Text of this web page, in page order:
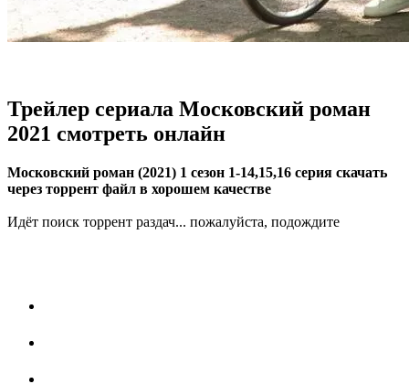
Трейлер сериала Московский роман
2021 смотреть онлайн
Московский роман (2021) 1 сезон 1-14,15,16 серия скачать
через торрент файл в хорошем качестве
Идёт поиск торрент раздач... пожалуйста, подождите